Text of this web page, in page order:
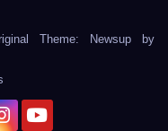
Theme: Newsup by